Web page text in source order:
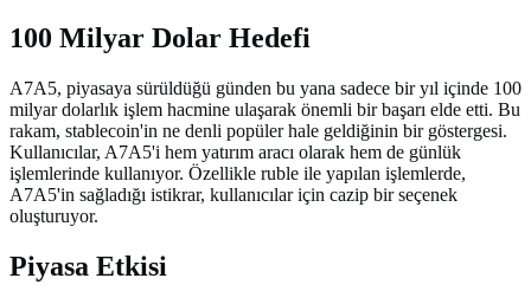
100 Milyar Dolar Hedefi
A7A5, piyasaya sürüldüğü günden bu yana sadece bir yıl içinde 100
milyar dolarlık işlem hacmine ulaşarak önemli bir başarı elde etti. Bu
rakam, stablecoin'in ne denli popüler hale geldiğinin bir göstergesi.
Kullanıcılar, A7A5'i hem yatırım aracı olarak hem de günlük
işlemlerinde kullanıyor. Özellikle ruble ile yapılan işlemlerde,
A7A5'in sağladığı istikrar, kullanıcılar için cazip bir seçenek
oluşturuyor.
Piyasa Etkisi